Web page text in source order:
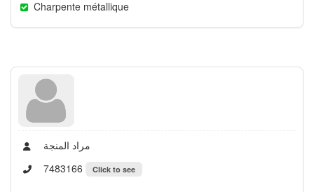
Charpente métallique
مراد المنجة
7483166
Click to see